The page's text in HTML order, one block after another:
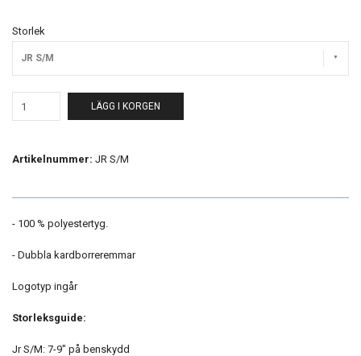
Storlek
JR S/M
LÄGG I KORGEN
Artikelnummer: JR S/M
- 100 % polyestertyg.
- Dubbla kardborreremmar
Logotyp ingår
Storleksguide:
Jr S/M: 7-9" på benskydd